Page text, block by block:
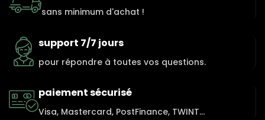
sans minimum d'achat !
support 7/7 jours
pour répondre à toutes vos questions.
paiement sécurisé
Visa, Mastercard, PostFinance, TWINT...